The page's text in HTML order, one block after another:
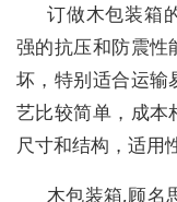
订做木包装箱
强的抗压和防震性
坏，特别适合运输
艺比较简单，成本
尺寸和结构，适用
木包装箱,顾名